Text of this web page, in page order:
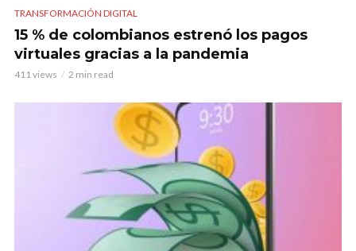
TRANSFORMACIÓN DIGITAL
15 % de colombianos estrenó los pagos
virtuales gracias a la pandemia
411 views 2 min read